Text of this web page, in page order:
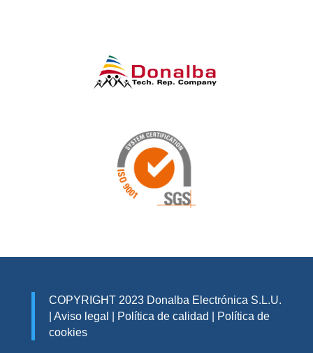
COPYRIGHT 2023 Donalba Electrónica S.L.U.
Aviso legal Política de calidad
Política de
cookies